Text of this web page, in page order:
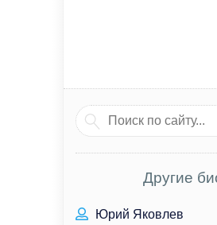
Другие
Юрий Яковлев